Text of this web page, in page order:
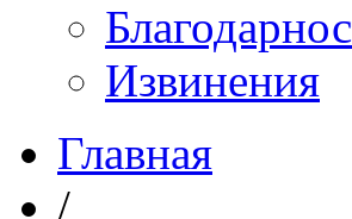
Извинения
Главная
/